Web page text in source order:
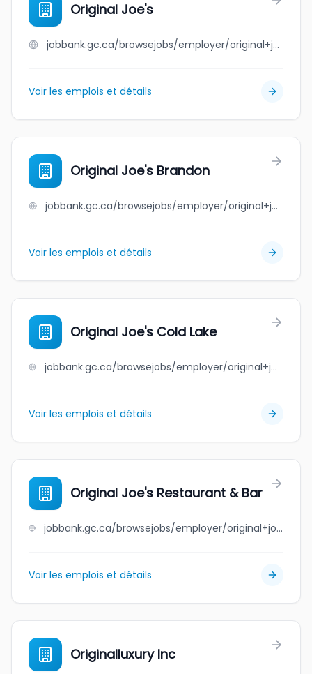
Original Joe's
jobbank.gc.ca/browsejobs/employer/original+joe%27s/ca
Voir les emplois et détails
Original Joe's Brandon
jobbank.gc.ca/browsejobs/employer/original+joe%27s+brandon/ca
Voir les emplois et détails
Original Joe's Cold Lake
jobbank.gc.ca/browsejobs/employer/original+joe%27s+cold+lake/ca
Voir les emplois et détails
Original Joe's Restaurant & Bar
jobbank.gc.ca/browsejobs/employer/original+joe%27s+restaurant+%26+bar/ca
Voir les emplois et détails
Originalluxury Inc